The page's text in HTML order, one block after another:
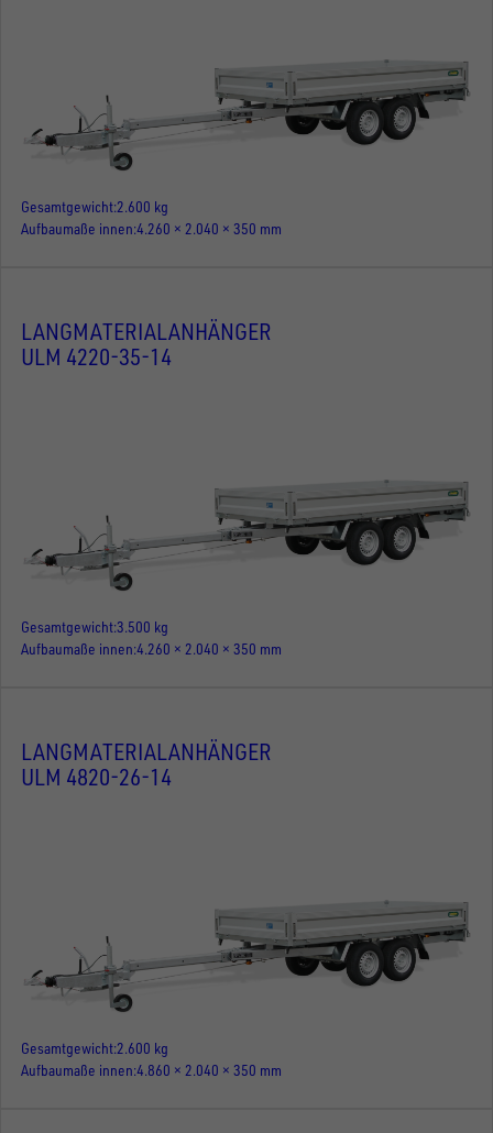
Gesamtgewicht 2.600 kg
Aufbaumaße innen 4.260 × 2.040 × 350 mm
LANGMATERIALANHÄNGER
ULM 4220-35-14
Gesamtgewicht3.500 kg
Aufbaumaße innen 4.260 × 2.040 × 350 mm
LANGMATERIALANHÄNGER
ULM 4820-26-14
Gesamtgewicht 2.600 kg
Aufbaumaße innen 4.860 × 2.040 × 350 mm